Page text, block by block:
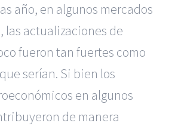
año, en algunos mercados
las actualizaciones de
fueron tan fuertes como
serían. Si bien los
en algunos
de manera